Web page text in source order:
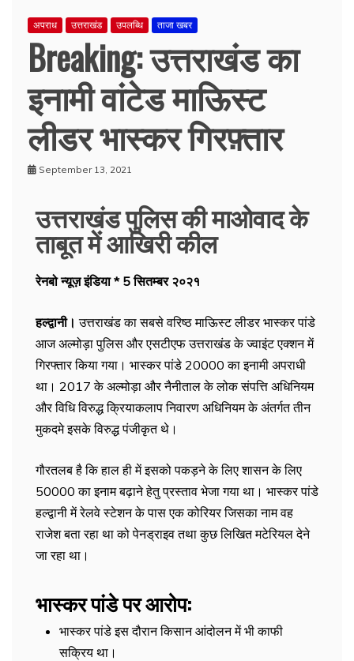
अपराध उत्तराखंड उपलब्धि ताजा खबर
Breaking: उत्तराखंड का
इनामी वांटेड माऊिस्ट
लीडर भास्कर गिरफ़्तार
September 13, 2021
उत्तराखंड पुलिस की माओवाद के
ताबूत में आखिरी कील
रेनबो न्यूज़ इंडिया * 5 सितम्बर २०२१
हल्द्वानी। उत्तराखंड का सबसे वरिष्ठ माऊिस्ट लीडर भास्कर पांडे
आज अल्मोड़ा पुलिस और एसटीएफ उत्तराखंड के ज्वाइंट एक्शन में
गिरफ्तार किया गया। भास्कर पांडे 20000 का इनामी अपराधी
था। 2017 के अल्मोड़ा और नैनीताल के लोक संपत्ति अधिनियम
और विधि विरुद्ध क्रियाकलाप निवारण अधिनियम के अंतर्गत तीन
मुकदमे इसके विरुद्ध पंजीकृत थे।
गौरतलब है कि हाल ही में इसको पकड़ने के लिए शासन के लिए
50000 का इनाम बढ़ाने हेतु प्रस्ताव भेजा गया था। भास्कर पांडे
हल्द्वानी में रेलवे स्टेशन के पास एक कोरियर जिसका नाम वह
राजेश बता रहा था को पेनड्राइव तथा कुछ लिखित मटेरियल देने
जा रहा था।
भास्कर पांडे पर आरोप:
भास्कर पांडे इस दौरान किसान आंदोलन में भी काफी
सक्रिय था।